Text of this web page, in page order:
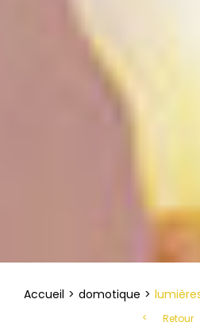
Accueil domotique
Retour